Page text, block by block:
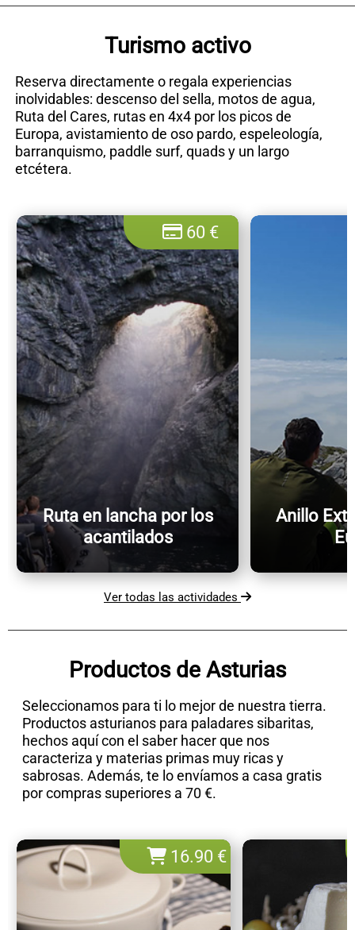
Turismo activo
Reserva directamente o regala experiencias
inolvidables: descenso del sella, motos de agua,
Ruta del Cares, rutas en 4x4 por los picos de
Europa, avistamiento de oso pardo, espeleología,
barranquismo, paddle surf, quads y un largo
etcétera.
60 €
Ruta en lancha por los
acantilados
Anillo
Ver todas las actividades
Productos de Asturias
Seleccionamos para ti lo mejor de nuestra tierra.
Productos asturianos para paladares sibaritas,
hechos aquí con el saber hacer que nos
caracteriza y materias primas muy ricas y
sabrosas. Además, te lo envíamos a casa gratis
por compras superiores a 70 €.
16.90 €